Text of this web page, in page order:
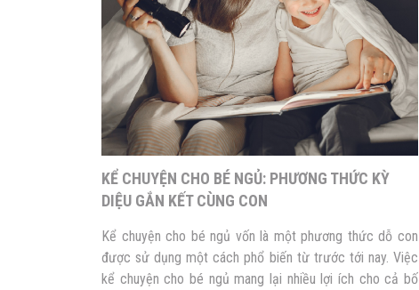
KỂ CHUYỆN CHO BÉ NGỦ: PHƯƠNG THỨC KỲ
DIỆU GẮN KẾT CÙNG CON
Kể chuyện cho bé ngủ vốn là một phương thức dỗ con
được sử dụng một cách phổ biến từ trước tới nay. Việc
kể chuyện cho bé ngủ mang lại nhiều lợi ích cho cả bố